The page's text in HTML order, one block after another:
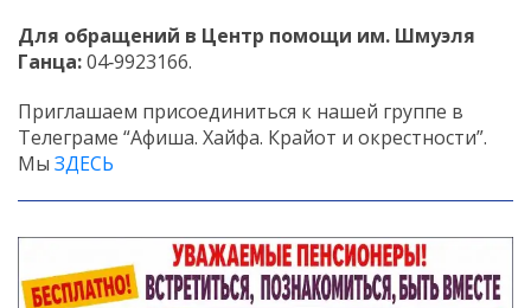
Для обращений в Центр помощи им. Шмуэля
Ганца:04‑9923166.
Приглашаем присоединиться к нашей группе в
Телеграме “Афиша. Хайфа. Крайот и окрестности”.
Мы ЗДЕСЬ